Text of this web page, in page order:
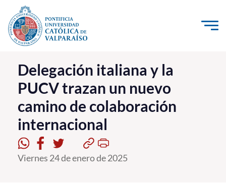
Click acá para ir directamente al contenido
La Universidad
Investigación, Creación e Innovación
PUCV Internacional
Vinculación con el Medio
Admisión
Delegación italiana y la
PUCV trazan un nuevo
camino de colaboración
internacional
Viernes 24 de enero de 2025